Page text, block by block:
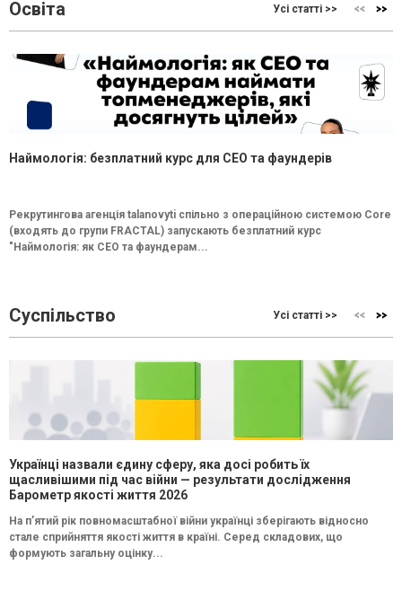
Освіта Усі статті >>
Наймологія: безплатний курс для CEO та фаундерів
Рекрутингова агенція talanovyti спільно з операційною системою Core
(входять до групи FRACTAL) запускають безплатний курс
"Наймологія: як СEO та фаундерам...
Суспільство Усі статті >>
Українці назвали єдину сферу, яка досі робить їх
щасливішими під час війни — результати дослідження
Барометр якості життя 2026
На п’ятий рік повномасштабної війни українці зберігають відносно
стале сприйняття якості життя в країні. Серед складових, що
формують загальну оцінку...